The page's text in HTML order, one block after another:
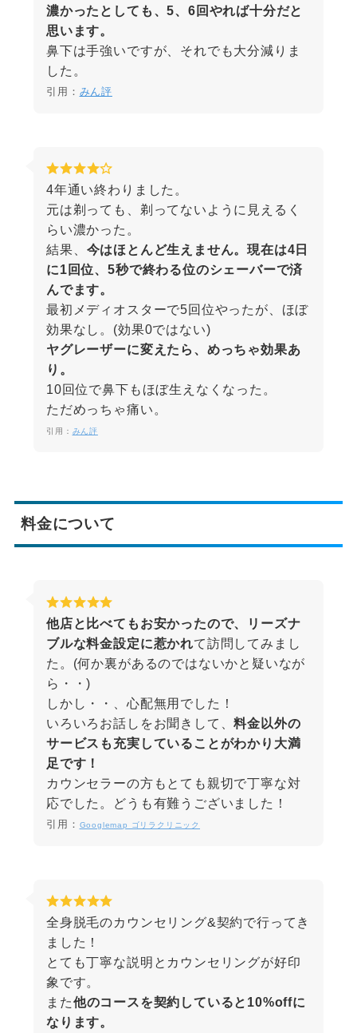
濃かったとしても、5、6回やれば十分だと
思います。
鼻下は手強いですが、それでも大分減りま
した。
引用： みん評
4年通い終わりました。
元は剃っても、剃ってないように見えるく
らい濃かった。
結果、 今はほとんど生えません。現在は4日
に1回位、5秒で終わる位のシェーバーで済
んでます。
最初メディオスターで5回位やったが、ほぼ
効果なし。(効果0ではない)
ヤグレーザーに変えたら、めっちゃ効果あ
り。
10回位で鼻下もほぼ生えなくなった。
ただめっちゃ痛い。
引用： みん評
料金について
他店と比べてもお安かったので、リーズナ
ブルな料金設定に惹かれて訪問してみまし
た。(何か裏があるのではないかと疑いなが
ら・・)
しかし・・、心配無用でした！
いろいろお話しをお聞きして、料金以外の
サービスも充実していることがわかり大満
足です！
カウンセラーの方もとても親切で丁寧な対
応でした。どうも有難うございました！
引用： Googlemap ゴリラクリニック
全身脱毛のカウンセリング&契約で行ってき
ました！
とても丁寧な説明とカウンセリングが好印
象です。
また他のコースを契約していると10%offに
なります。